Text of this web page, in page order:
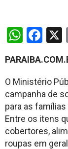
O Ministério
campanha de
para as
Entre os itens
cobertores,
roupas em